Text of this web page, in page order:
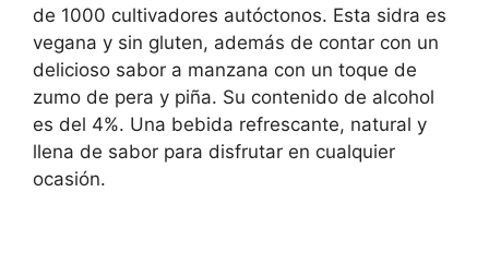
de 1000 cultivadores autóctonos. Esta sidra es
vegana y sin gluten, además de contar con un
delicioso sabor a manzana con un toque de
zumo de pera y piña. Su contenido de alcohol
es del 4%. Una bebida refrescante, natural y
llena de sabor para disfrutar en cualquier
ocasión.